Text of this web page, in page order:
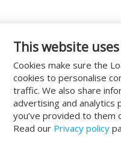
This website
Cookies make sure the
cookies to personalise
traffic. We also share
advertising and
you’ve provided to them
Read our Privacy policy
Durch